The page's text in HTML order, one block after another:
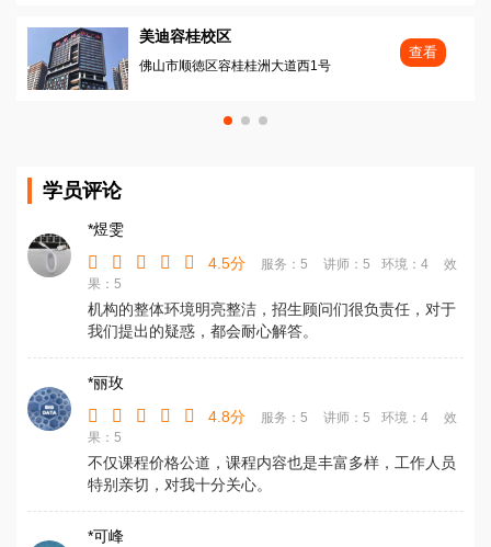
美迪容桂校区
佛山市顺徳区容桂桂洲大道西1号
查看
学员评论
*煜雯
4.5分
服务：5 讲师：5 环境：4
效
果：5
机构的整体环境明亮整洁，招生顾问们很负责任，对于
我们提出的疑惑，都会耐心解答。
*丽玫
4.8分
服务：5 讲师：5 环境：4
效
果：5
不仅课程价格公道，课程内容也是丰富多样，工作人员
特别亲切，对我十分关心。
*可峰